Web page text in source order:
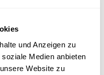
und Anzeigen zu
Medien anbieten
Website zu
B2B-Angebot